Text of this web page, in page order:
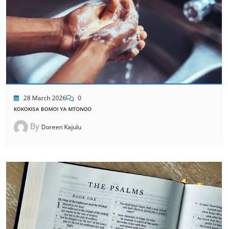
28 March 2026 0
KOKOKISA BOMOI YA MTONDO
By Doreen Kajulu